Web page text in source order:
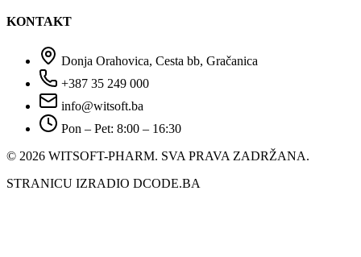
KONTAKT
Donja Orahovica, Cesta bb, Gračanica
+387 35 249 000
info@witsoft.ba
Pon – Pet: 8:00 – 16:30
© 2026 WITSOFT-PHARM. SVA PRAVA ZADRŽANA.
STRANICU IZRADIO DCODE.BA